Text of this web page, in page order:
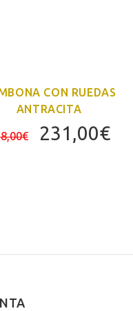
CON RUEDAS
ANTRACITA
€
El
231,00€El